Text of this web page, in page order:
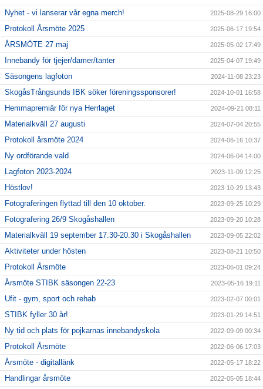
Nyhet - vi lanserar vår egna merch! 2025-08-29 16:00
Protokoll Årsmöte 2025 2025-06-17 19:54
ÅRSMÖTE 27 maj 2025-05-02 17:49
Innebandy för tjejer/damer/tanter 2025-04-07 19:49
Säsongens lagfoton 2024-11-08 23:23
SkogåsTrångsunds IBK söker föreningssponsorer! 2024-10-01 16:58
Hemmapremiär för nya Herrlaget 2024-09-21 08:11
Materialkväll 27 augusti 2024-07-04 20:55
Protokoll årsmöte 2024 2024-06-16 10:37
Ny ordförande vald 2024-06-04 14:00
Lagfoton 2023-2024 2023-11-09 12:25
Höstlov! 2023-10-29 13:43
Fotograferingen flyttad till den 10 oktober. 2023-09-25 10:29
Fotografering 26/9 Skogåshallen 2023-09-20 10:28
Materialkväll 19 september 17.30-20.30 i Skogåshallen 2023-09-05 22:02
Aktiviteter under hösten 2023-08-21 10:50
Protokoll Årsmöte 2023-06-01 09:24
Årsmöte STIBK säsongen 22-23 2023-05-16 19:11
Ufit - gym, sport och rehab 2023-02-07 00:01
STIBK fyller 30 år! 2023-01-29 14:51
Ny tid och plats för pojkarnas innebandyskola 2022-09-09 00:34
Protokoll Årsmöte 2022-06-06 17:03
Årsmöte - digitallänk 2022-05-17 18:22
Handlingar årsmöte 2022-05-05 18:44